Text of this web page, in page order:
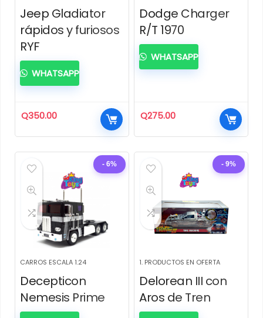
Jeep Gladiator
rápidos y furiosos
RYF
Q350.00
WHATSAPP
Dodge Charger
R/T 1970
Q275.00
WHATSAPP
- 6%
CARROS ESCALA 1.24
Decepticon
Nemesis Prime
- 9%
1. PRODUCTOS EN OFERTA
Delorean III con
Aros de Tren